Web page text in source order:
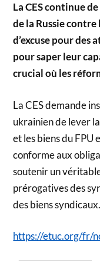
La CES continue
de la Russie
d’excuse pour des
pour saper leur
crucial où les
La CES demande
ukrainien de lever
et les biens du FPU
conforme aux
soutenir un
prérogatives des
des biens syndicaux.
https://etuc.org/fr/